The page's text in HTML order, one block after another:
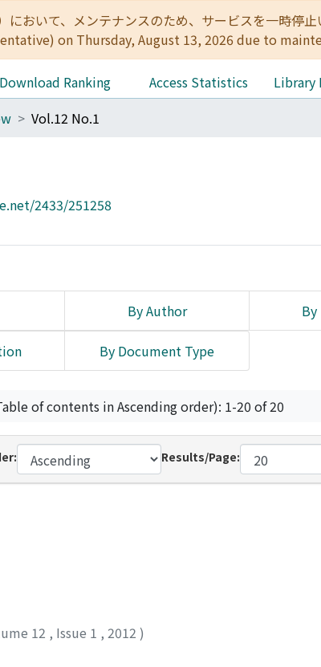
において、メンテナンスのため、サービスを一時
on Thursday, August 13, 2026 due to
Download Ranking Access Statistics
Library
Vol.12 No.1
2433/251258
By Author By
By Document Type
of contents in Ascending order): 1-20 of 20
Results/Page:
12 , Issue 1 , 2012 )